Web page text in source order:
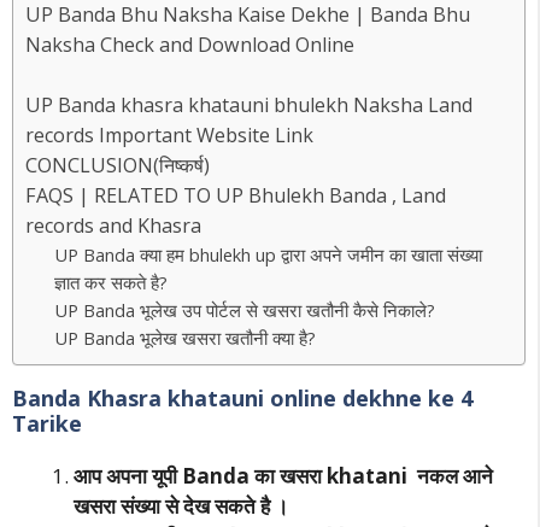
UP Banda Bhu Naksha Kaise Dekhe | Banda Bhu
Naksha Check and Download Online
UP Banda khasra khatauni bhulekh Naksha Land
records Important Website Link
CONCLUSION(निष्कर्ष)
FAQS | RELATED TO UP Bhulekh Banda , Land
records and Khasra
UP Banda क्या हम bhulekh up द्वारा अपने जमीन का खाता संख्या
ज्ञात कर सकते है?
UP Banda भूलेख उप पोर्टल से खसरा खतौनी कैसे निकाले?
UP Banda भूलेख खसरा खतौनी क्या है?
Banda Khasra khatauni online dekhne ke 4
Tarike
आप अपना यूपी Banda का खसरा khatani नकल आने
खसरा संख्या से देख सकते है ।